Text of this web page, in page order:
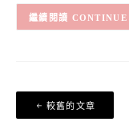
文
章
較舊的文章